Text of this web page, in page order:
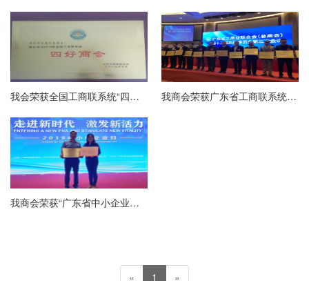
我会荣获全国工商联系统“四好”商会荣誉称号 我商会荣获广东省工商联系统“四好”商会称号
我商会荣获“广东省中小企业公共服务示范平台”称号
« 1 »